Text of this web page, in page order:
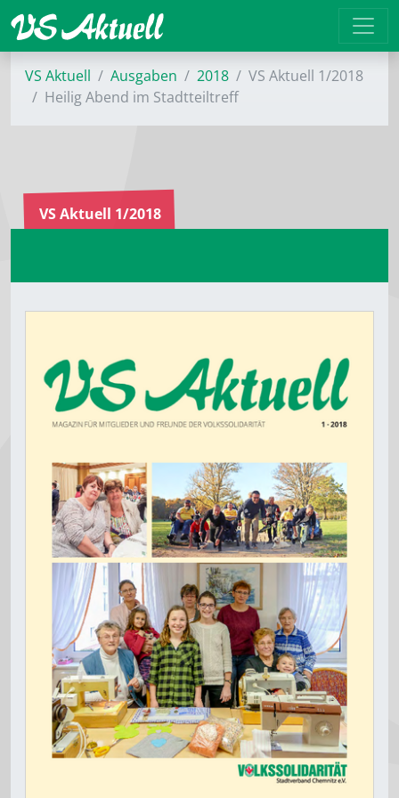
VS Aktuell Ausgaben 2018
VS Aktuell 1/2018
Heilig Abend im Stadtteiltreff
VS Aktuell 1/2018